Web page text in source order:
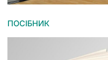
ПОСІБНИК